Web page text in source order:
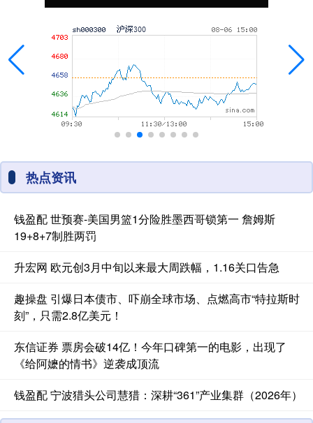
热点资讯
钱盈配 世预赛-美国男篮1分险胜墨西哥锁第一 詹姆斯
19+8+7制胜两罚
升宏网 欧元创3月中旬以来最大周跌幅，1.16关口告急
趣操盘 引爆日本债市、吓崩全球市场、点燃高市“特拉斯时
刻”，只需2.8亿美元！
东信证券 票房会破14亿！今年口碑第一的电影，出现了
《给阿嬷的情书》逆袭成顶流
钱盈配 宁波猎头公司慧猎：深耕“361”产业集群（2026年）